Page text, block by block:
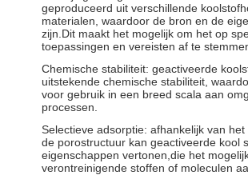
geproduceerd uit verschillende
materialen, waardoor de bron en de
zijn.Dit maakt het mogelijk om het op
toepassingen en vereisten af te
Chemische stabiliteit: geactiveerde
uitstekende chemische stabiliteit,
voor gebruik in een breed scala aan
processen.
Selectieve adsorptie: afhankelijk van
de porostructuur kan geactiveerde kool
eigenschappen vertonen,die het
verontreinigende stoffen of moleculen